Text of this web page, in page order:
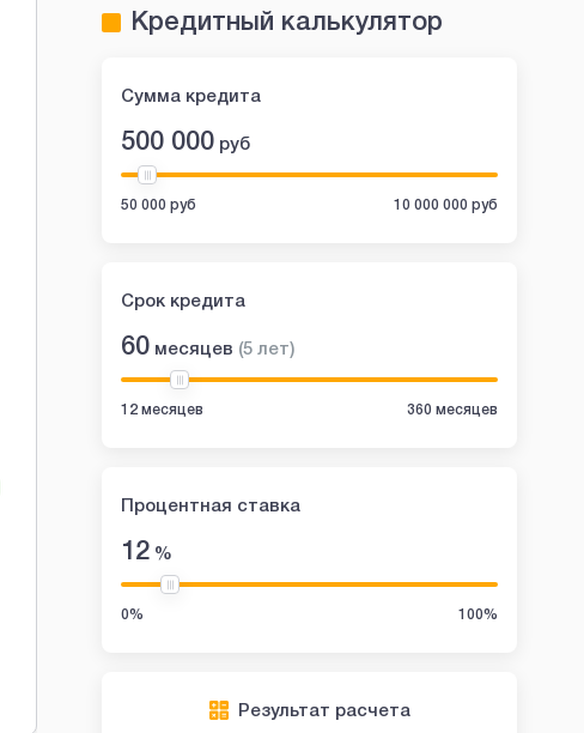
Кредитный калькулятор
Сумма кредита
500 000 руб
50 000 руб 10 000 000 руб
Срок кредита
60 месяцев (5 лет)
12 месяцев 360 месяцев
Процентная ставка
12 %
0% 100%
Результат расчета